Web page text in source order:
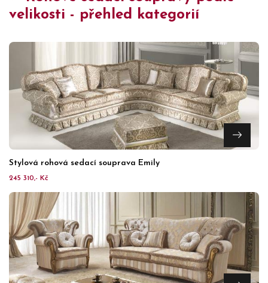
velikosti - přehled kategorií
Stylová rohová sedací souprava Emily
245 310,- Kč